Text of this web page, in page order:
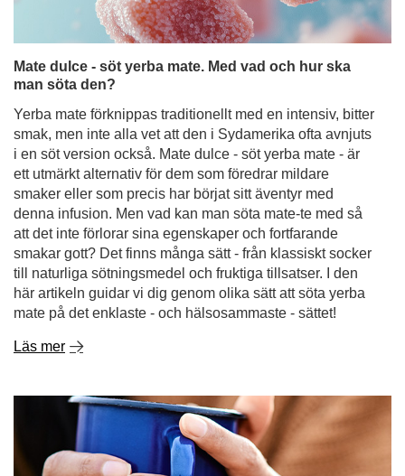
Mate dulce - söt yerba mate. Med vad och hur ska
man söta den?
Yerba mate förknippas traditionellt med en intensiv, bitter
smak, men inte alla vet att den i Sydamerika ofta avnjuts
i en söt version också. Mate dulce - söt yerba mate - är
ett utmärkt alternativ för dem som föredrar mildare
smaker eller som precis har börjat sitt äventyr med
denna infusion. Men vad kan man söta mate-te med så
att det inte förlorar sina egenskaper och fortfarande
smakar gott? Det finns många sätt - från klassiskt socker
till naturliga sötningsmedel och fruktiga tillsatser. I den
här artikeln guidar vi dig genom olika sätt att söta yerba
mate på det enklaste - och hälsosammaste - sättet!
Läs mer